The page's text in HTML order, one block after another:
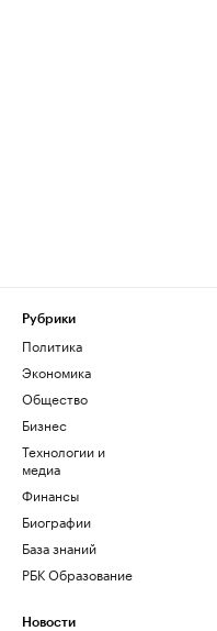
Рубрики
Политика
Экономика
Общество
Бизнес
Технологии и
медиа
Финансы
Биографии
База знаний
РБК Образование
Новости